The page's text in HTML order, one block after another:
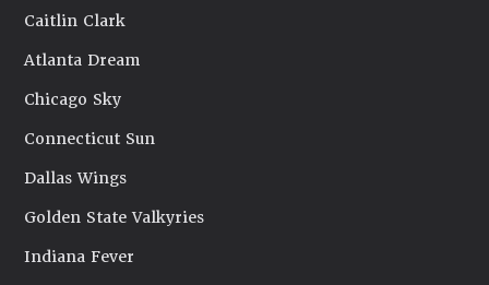
Caitlin Clark
Atlanta Dream
Chicago Sky
Connecticut Sun
Dallas Wings
Golden State Valkyries
Indiana Fever